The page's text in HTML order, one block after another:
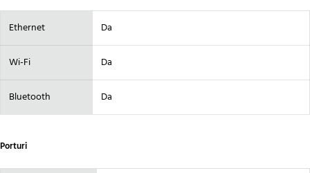
Ethernet Da
Wi-Fi Da
Bluetooth Da
Porturi